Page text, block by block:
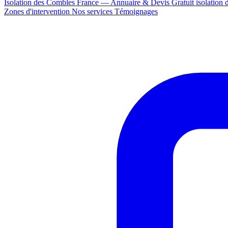
Isolation des Combles France — Annuaire & Devis Gratuit isolation
Zones d'intervention Nos services Témoignages